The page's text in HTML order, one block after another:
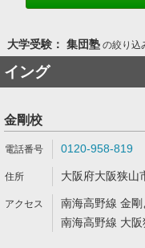
大学受験： 集団塾の絞り込
イング
金剛校
0120-958-819
大阪府大阪狭山
南海高野線 金
南海高野線 大